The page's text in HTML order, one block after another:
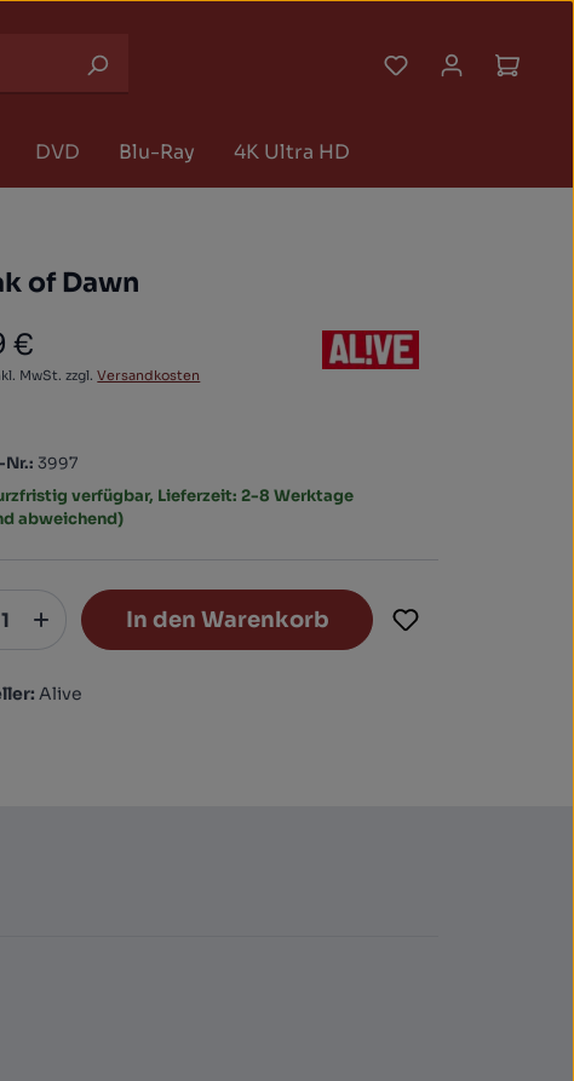
Du hast 0
DVD Blu-Ray 4K Ultra HD
of Dawn
Preis:
€
MwSt. zzgl.Versandkosten
Nr.:3997
verfügbar, Lieferzeit: 2-8 Werktage
abweichend)
In den Warenkorb
Alive